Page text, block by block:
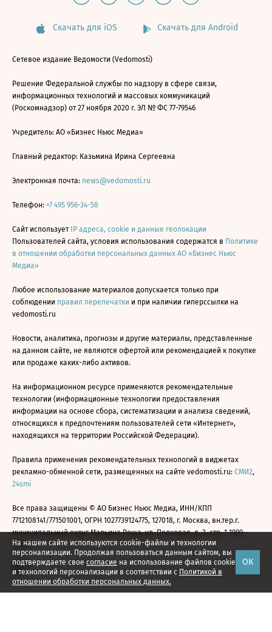
На нашем сайте используются cookie-файлы и технологии
персонализации. Продолжая пользоваться данным сайтом, вы
подтверждаете свое согласие на использование файлов cookie
и технологий персонализации в соответствии с Политикой в
отношении обработки персональных данных.
ОК
Скачать для iOS Скачать для Android
Сетевое издание Ведомости (Vedomosti)
Решение Федеральной службы по надзору в сфере связи,
информационных технологий и массовых коммуникаций
(Роскомнадзор) от 27 ноября 2020 г. ЭЛ № ФС 77-79546
Учредитель: АО «Бизнес Ньюс Медиа»
Главный редактор: Казьмина Ирина Сергеевна
Электронная почта: news@vedomosti.ru
Телефон: +7 495 956-34-58
Сайт использует IP адреса, cookie и данные геолокации
Пользователей сайта, условия использования содержатся в Политике
в отношении обработки персональных данных АО «Бизнес Ньюс
Медиа»
Любое использование материалов допускается только при
соблюдении правил перепечатки и при наличии гиперссылки на
vedomosti.ru
Новости, аналитика, прогнозы и другие материалы, представленные
на данном сайте, не являются офертой или рекомендацией к покупке
или продаже каких-либо активов.
На информационном ресурсе применяются рекомендательные
технологии (информационные технологии предоставления
информации на основе сбора, систематизации и анализа сведений,
относящихся к предпочтениям пользователей сети «Интернет»,
находящихся на территории Российской Федерации).
Правила применения рекомендательных технологий в виджетах
рекламно-обменной сети, размещенных на сайте vedomosti.ru: СМИ2,
24smi
Все права защищены © АО Бизнес Ньюс Медиа, ИНН/КПП
7712108141/771501001, ОГРН 1027739124775, 127018, г. Москва, вн.тер.г.
муниципальный округ Марьина Роща, ул. Полковая, д. 3, стр. 1 1999—
2026